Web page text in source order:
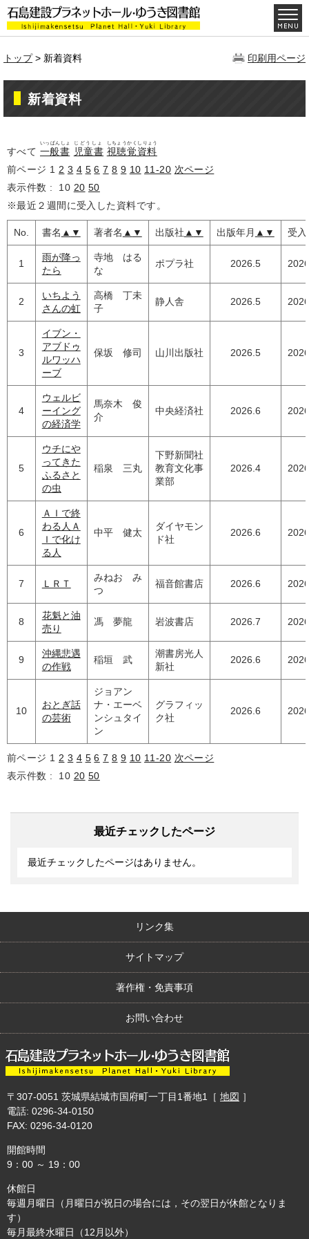
印刷用ページ
トップ > 新着資料
新着資料
すべて 一般書
いっぱんしょ
児童書
じどうしょ
視聴覚資料
しちょうかくしりょう
前ページ 1 2 3 4 5 6 7 8 9 10 11-20 次ページ
10 20 50
※最近２週間に受入した資料です。
No. 書名 ▲ ▼ 著者名 ▲ ▼ 出版社 ▲ ▼ 出版年月 ▲ ▼ 受入
1
雨が降っ
たら
寺地 はる
な
ポプラ社 2026.5
2
いちよう
さんの虹
高橋 丁未
子
静人舎 2026.5
3
イブン・
アブドゥ
ルワッハ
ーブ
保坂 修司 山川出版社 2026.5
4
ウェルビ
ーイング
の経済学
馬奈木 俊
介
中央経済社 2026.6
5
ウチにや
ってきた
ふるさと
の虫
稲泉 三丸
下野新聞社
教育文化事
業部
2026.4
6
ＡＩで終
わる人Ａ
Ｉで化け
る人
中平 健太
ダイヤモン
ド社
2026.6
7 ＬＲＴ
みねお み
つ
福音館書店 2026.6
8
花魁と油
売り
馮 夢龍 岩波書店 2026.7
9
沖縄悲遇
の作戦
稲垣 武
潮書房光人
新社
2026.6
10
おとぎ話
の芸術
ジョアン
ナ・エーベ
ンシュタイ
ン
グラフィッ
ク社
2026.6
前ページ 1 2 3 4 5 6 7 8 9 10 11-20 次ページ
10 20 50
最近チェックしたページ
最近チェックしたページはありません。
リンク集
サイトマップ
著作権・免責事項
お問い合わせ
〒307-0051 茨城県結城市国府町一丁目1番地1 ［ 地図 ］
電話: 0296-34-0150
FAX: 0296-34-0120
開館時間
9：00 ～ 19：00
休館日
毎週月曜日（月曜日が祝日の場合には，その翌日が休館となりま
す）
毎月最終水曜日（12月以外）